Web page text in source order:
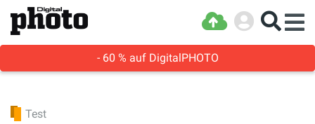
- 60 % auf DigitalPHOTO
Test